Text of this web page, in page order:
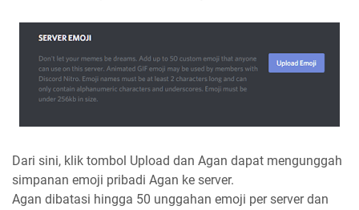
Dari sini, klik tombol Upload dan Agan dapat mengunggah
simpanan emoji pribadi Agan ke server.
Agan dibatasi hingga 50 unggahan emoji per server dan